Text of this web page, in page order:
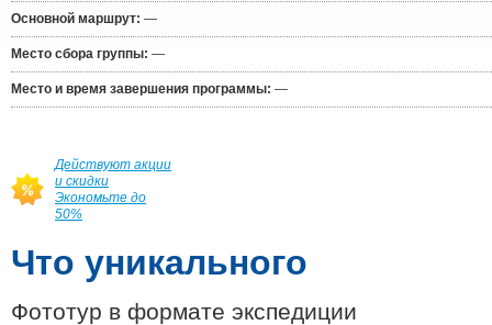
Основной маршрут: —
Место сбора группы: —
Место и время завершения программы: —
Действуют акции
и скидки
Экономьте до
50%
Что уникального
Фототур в формате экспедиции